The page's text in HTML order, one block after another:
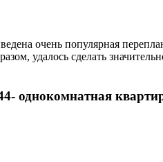
очень популярная
удалось сделать
однокомнатная